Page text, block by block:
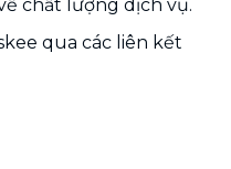
chất lượng dịch vụ.
qua các liên kết